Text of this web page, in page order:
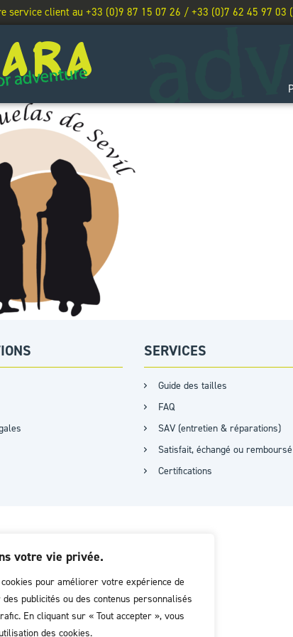
votre vie privée.
pour améliorer votre expérience de
publicités ou des contenus personnalisés
En cliquant sur « Tout accepter », vous
des cookies.
service client au +33 (0)9 87 15 07 26 / +33 (0)7 62 45 97 03
SERVICES
Guide des tailles
FAQ
SAV (entretien & réparations)
Satisfait, échangé ou remboursé
Certifications